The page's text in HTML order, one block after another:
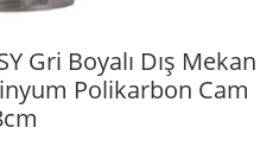
Gri Boyalı Dış Mekan
Polikarbon Cam